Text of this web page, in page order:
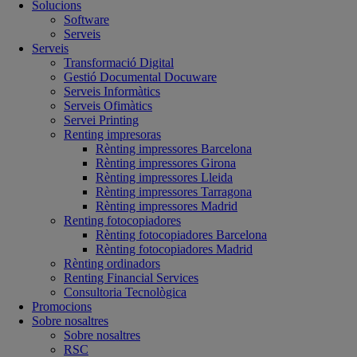
Solucions
Software
Serveis
Serveis
Transformació Digital
Gestió Documental Docuware
Serveis Informàtics
Serveis Ofimàtics
Servei Printing
Renting impresoras
Rènting impressores Barcelona
Rènting impressores Girona
Rènting impressores Lleida
Rènting impressores Tarragona
Rènting impressores Madrid
Renting fotocopiadores
Rènting fotocopiadores Barcelona
Rènting fotocopiadores Madrid
Rènting ordinadors
Renting Financial Services
Consultoria Tecnològica
Promocions
Sobre nosaltres
Sobre nosaltres
RSC